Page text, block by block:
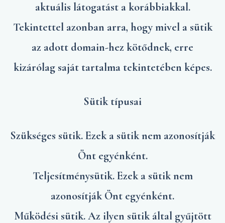
aktuális látogatást a korábbiakkal.
Tekintettel azonban arra, hogy mivel a sütik
az adott domain-hez kötődnek, erre
kizárólag saját tartalma tekintetében képes.
Sütik típusai
Szükséges sütik. Ezek a sütik nem azonosítják
Önt egyénként.
Teljesítménysütik. Ezek a sütik nem
azonosítják Önt egyénként.
Működési sütik. Az ilyen sütik által gyűjtött